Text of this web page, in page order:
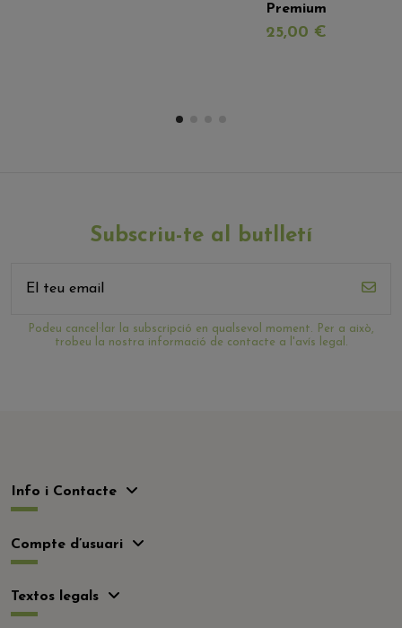
Premium
25,00 €
Subscriu-te al butlletí
Podeu cancel·lar la subscripció en qualsevol moment. Per a això,
trobeu la nostra informació de contacte a l'avís legal.
Info i Contacte
Compte d’usuari
Textos legals